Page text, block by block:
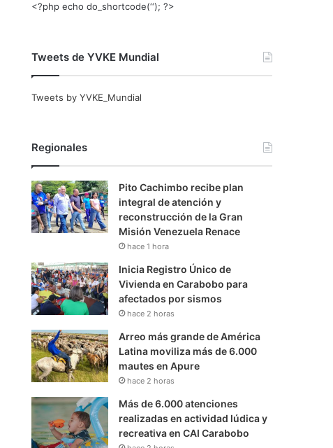
<?php echo do_shortcode(‘‘); ?>
Tweets de YVKE Mundial
Tweets by YVKE_Mundial
Regionales
Pito Cachimbo recibe plan
integral de atención y
reconstrucción de la Gran
Misión Venezuela Renace
hace 1 hora
Inicia Registro Único de
Vivienda en Carabobo para
afectados por sismos
hace 2 horas
Arreo más grande de América
Latina moviliza más de 6.000
mautes en Apure
hace 2 horas
Más de 6.000 atenciones
realizadas en actividad lúdica y
recreativa en CAI Carabobo